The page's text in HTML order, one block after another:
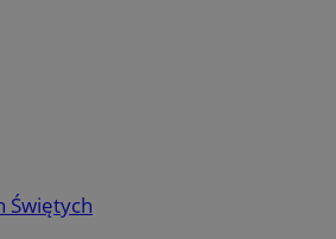
Świętych